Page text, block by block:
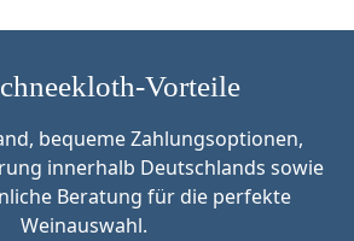
Vorteile
bequeme Zahlungsoptionen,
innerhalb Deutschlands sowie
Beratung für die perfekte
Weinauswahl.